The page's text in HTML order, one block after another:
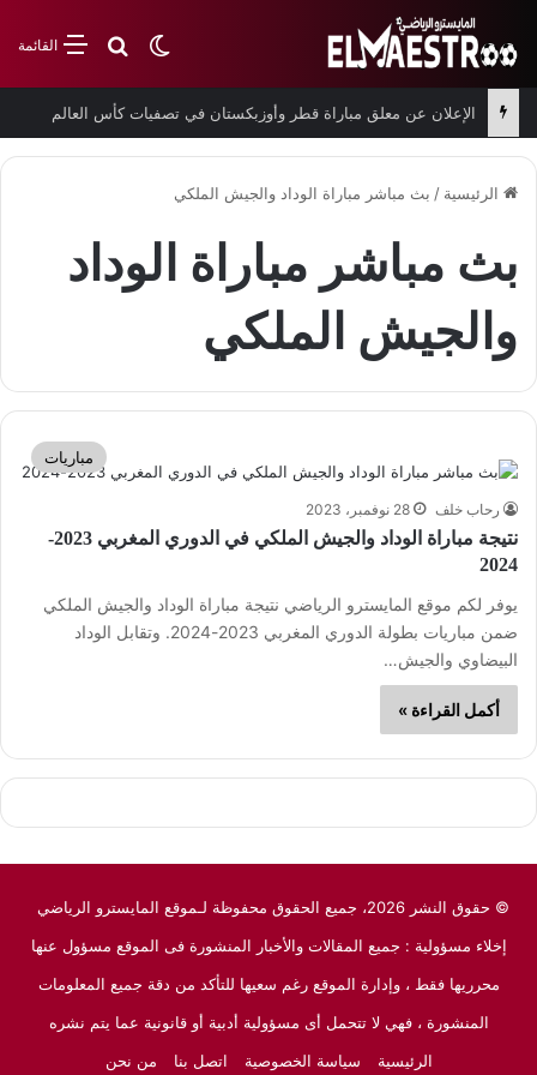
القائمةبحث عن
الوضع المظلم
الإعلان عن معلق مباراة قطر وأوزبكستان في تصفيات كأس العالم
الرئيسية / بث مباشر مباراة الوداد والجيش الملكي
بث مباشر مباراة الوداد
والجيش الملكي
مباريات
رحاب خلف 28 نوفمبر، 2023
نتيجة مباراة الوداد والجيش الملكي في الدوري المغربي 2023-
2024
يوفر لكم موقع المايسترو الرياضي نتيجة مباراة الوداد والجيش الملكي
ضمن مباريات بطولة الدوري المغربي 2023-2024. وتقابل الوداد
البيضاوي والجيش…
أكمل القراءة »
© حقوق النشر 2026، جميع الحقوق محفوظة لـموقع المايسترو الرياضي
إخلاء مسؤولية : جميع المقالات والأخبار المنشورة فى الموقع مسؤول عنها
محرريها فقط ، وإدارة الموقع رغم سعيها للتأكد من دقة جميع المعلومات
المنشورة ، فهي لا تتحمل أى مسؤولية أدبية أو قانونية عما يتم نشره
الرئيسية
سياسة الخصوصية اتصل بنا من نحن